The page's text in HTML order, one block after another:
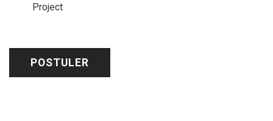
Project